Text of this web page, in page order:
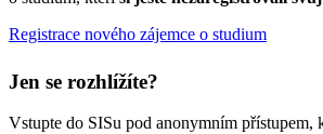
Registrace nového zájemce o studium
Jen se rozhlížíte?
Vstupte do SISu pod anonymním přístupem,